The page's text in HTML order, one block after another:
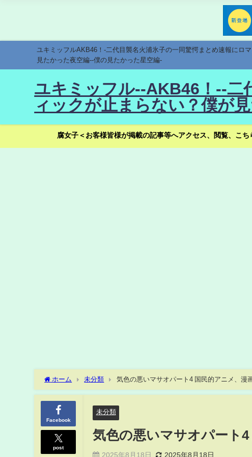
ユキミッフルAKB46！-二代目襲名火浦氷子の一同驚愕まとめ速報にロ
見たかった夜空編--僕の見たかった星空編-
ユキミッフル--AKB46！--二
ィックが止まらない？僕が
腐女子＜お客様皆様が掲載の記事等へアクセス、閲覧、こ
ホーム 未分類 気色の悪いマサオパート4 国民的アニメ、漫
Facebook
post
未分類
気色の悪いマサオパート
2025年8月18日 2025年8月18日